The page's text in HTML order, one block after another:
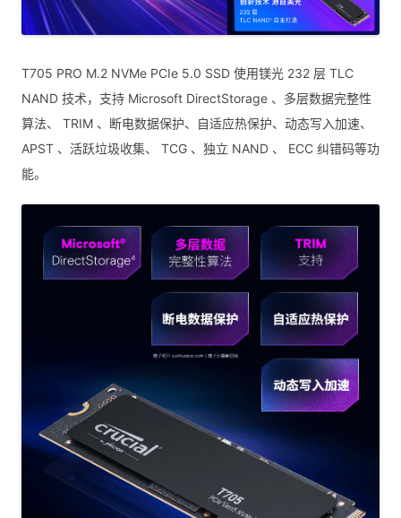
T705 PRO M.2 NVMe PCIe 5.0 SSD 使用镁光 232 层 TLC
NAND 技术，支持 Microsoft DirectStorage 、多层数据完整性
算法、 TRIM 、断电数据保护、自适应热保护、动态写入加速、
APST 、活跃垃圾收集、 TCG 、独立 NAND 、 ECC 纠错码等功
能。